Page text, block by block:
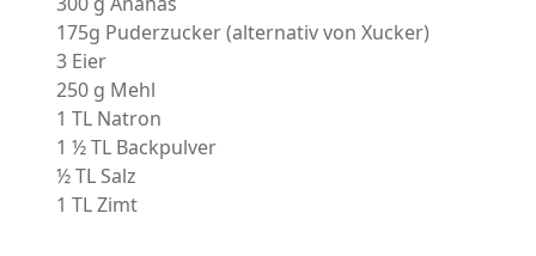
175g Puderzucker (alternativ von Xucker)
3 Eier
250 g Mehl
1 TL Natron
1 ½ TL Backpulver
½ TL Salz
1 TL Zimt